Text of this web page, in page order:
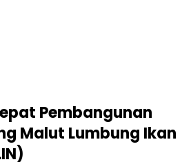
Pembangunan
Malut Lumbung Ikan